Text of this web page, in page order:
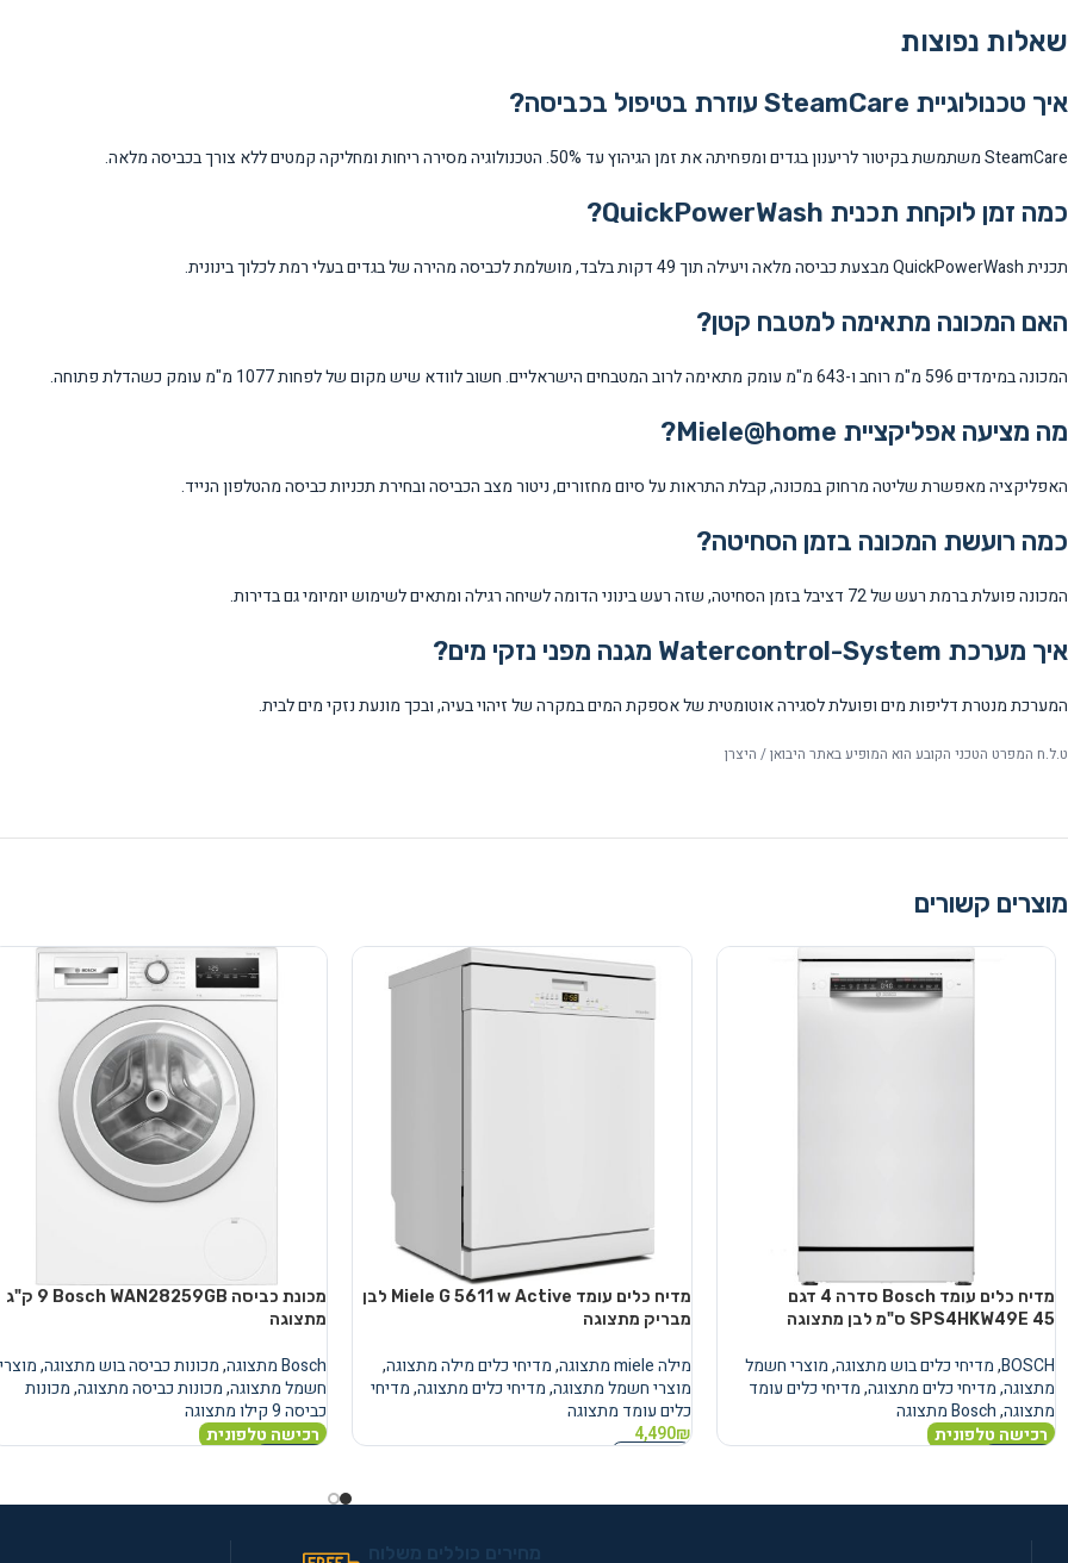
שאלות נפוצות
איך טכנולוגיית SteamCare עוזרת בטיפול בכביסה?
SteamCare משתמשת בקיטור לריענון בגדים ומפחיתה את זמן הגיהוץ עד 50%. הטכנולוגיה מסירה ריחות ומחליקה קמטים ללא צורך בכביסה מלאה.
כמה זמן לוקחת תכנית QuickPowerWash?
תכנית QuickPowerWash מבצעת כביסה מלאה ויעילה תוך 49 דקות בלבד, מושלמת לכביסה מהירה של בגדים בעלי רמת לכלוך בינונית.
האם המכונה מתאימה למטבח קטן?
המכונה במימדים 596 מ"מ רוחב ו-643 מ"מ עומק מתאימה לרוב המטבחים הישראליים. חשוב לוודא שיש מקום של לפחות 1077 מ"מ עומק כשהדלת פתוחה.
מה מציעה אפליקציית Miele@home?
האפליקציה מאפשרת שליטה מרחוק במכונה, קבלת התראות על סיום מחזורים, ניטור מצב הכביסה ובחירת תכניות כביסה מהטלפון הנייד.
כמה רועשת המכונה בזמן הסחיטה?
המכונה פועלת ברמת רעש של 72 דציבל בזמן הסחיטה, שזה רעש בינוני הדומה לשיחה רגילה ומתאים לשימוש יומיומי גם בדירות.
איך מערכת Watercontrol-System מגנה מפני נזקי מים?
המערכת מנטרת דליפות מים ופועלת לסגירה אוטומטית של אספקת המים במקרה של זיהוי בעיה, ובכך מונעת נזקי מים לבית.
ט.ל.ח המפרט הטכני הקובע הוא המופיע באתר היבואן / היצרן
מוצרים קשורים
מדיח כלים עומד Bosch סדרה 4 דגם
SPS4HKW49E 45 ס"מ לבן מתצוגה
BOSCH
,מדיחי כלים בוש מתצוגה,מוצרי חשמל
מתצוגה,מדיחי כלים מתצוגה,מדיחי כלים עומד
מתצוגה,Bosch מתצוגה
רכישה טלפונית
מדיח כלים עומד Miele G 5611 w Active לבן
מבריק מתצוגה
מילה miele מתצוגה ,מדיחי כלים מילה מתצוגה,
מוצרי חשמל מתצוגה,מדיחי כלים מתצוגה,מדיחי
כלים עומד מתצוגה
4,490₪
הוספה לסל
מכונת כביסה Bosch WAN28259GB ‏9 ‏ק"ג
מתצוגה
Bosch מתצוגה ,מכונות כביסה בוש מתצוגה,מוצרי
חשמל מתצוגה,מכונות כביסה מתצוגה,מכונות
כביסה 9 קילו מתצוגה
רכישה טלפונית